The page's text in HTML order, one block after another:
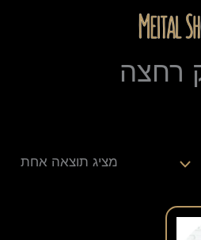
רחצה
מציג תוצאה אחת